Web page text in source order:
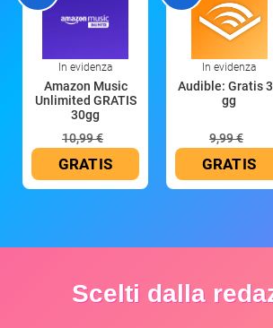
In evidenza
Amazon Music
Unlimited GRATIS
30gg
10,99 €
GRATIS
In evidenza
Audible: Gratis
gg
9,99 €
GRATIS
Scelti dalla